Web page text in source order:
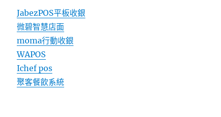
JabezPOS平板收銀
微碧智慧店面
moma行動收銀
WAPOS
Ichef pos
聚客餐飲系統